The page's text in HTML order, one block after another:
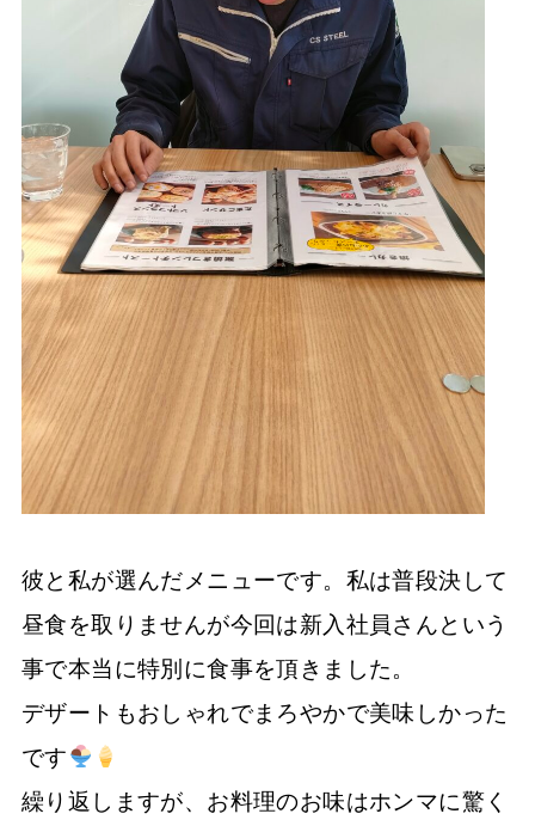
彼と私が選んだメニューです。私は普段決して
昼食を取りませんが今回は新入社員さんという
事で本当に特別に食事を頂きました。
デザートもおしゃれでまろやかで美味しかった
です
繰り返しますが、お料理のお味はホンマに驚く